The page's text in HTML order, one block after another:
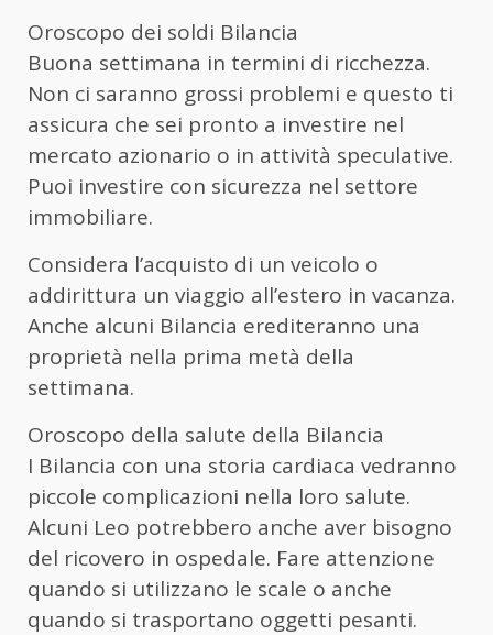
Oroscopo dei soldi Bilancia
Buona settimana in termini di ricchezza.
Non ci saranno grossi problemi e questo ti
assicura che sei pronto a investire nel
mercato azionario o in attività speculative.
Puoi investire con sicurezza nel settore
immobiliare.
Considera l’acquisto di un veicolo o
addirittura un viaggio all’estero in vacanza.
Anche alcuni Bilancia erediteranno una
proprietà nella prima metà della
settimana.
Oroscopo della salute della Bilancia
I Bilancia con una storia cardiaca vedranno
piccole complicazioni nella loro salute.
Alcuni Leo potrebbero anche aver bisogno
del ricovero in ospedale. Fare attenzione
quando si utilizzano le scale o anche
quando si trasportano oggetti pesanti.